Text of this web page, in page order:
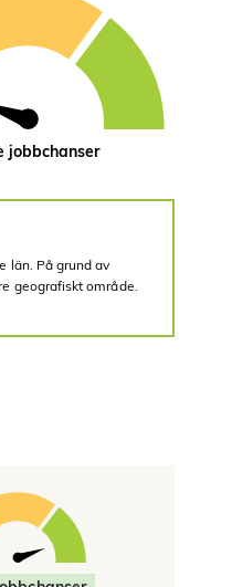
jobbchanser
län. På grund av
geografiskt område.